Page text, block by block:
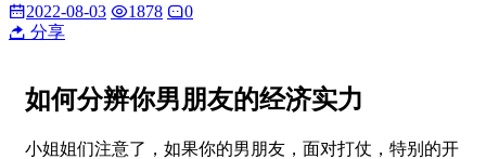
2022-08-03 1878
0
分享
如何分辨你男朋友的经济实力
小姐姐们注意了，如果你的男朋友，面对打仗，特别的开